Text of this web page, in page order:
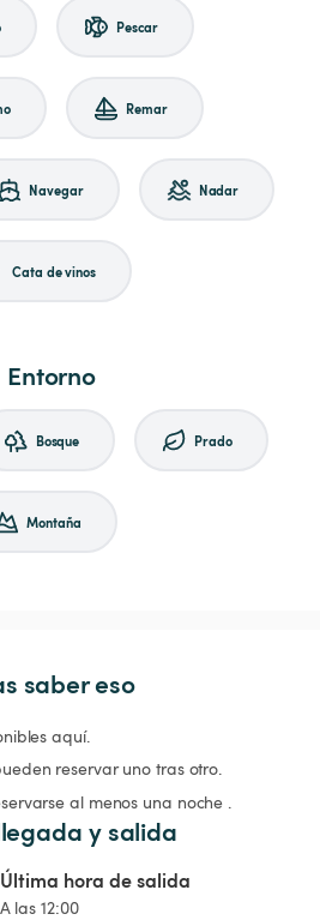
Pescar
Remar
Navegar Nadar
Cata de vinos
Entorno
Bosque Prado
Montaña
saber eso
aquí.
reservar uno tras otro.
al menos una noche .
y salida
Última hora de salida
A las 12:00